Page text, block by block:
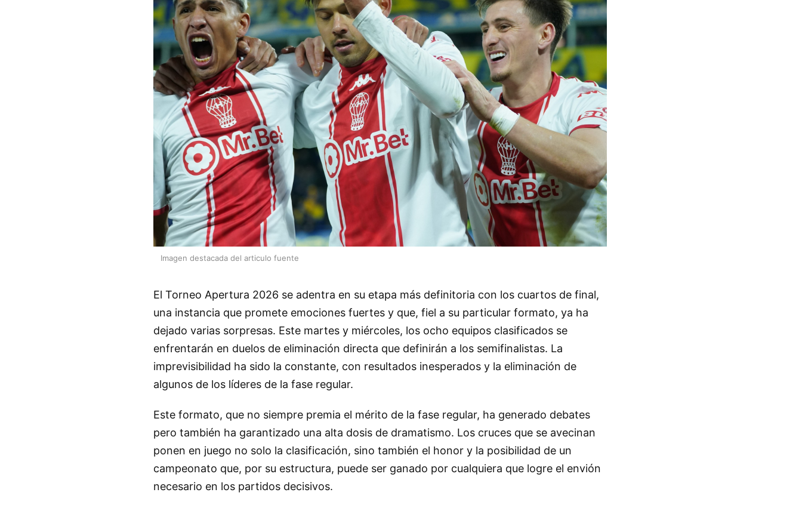
Imagen destacada del articulo fuente
El Torneo Apertura 2026 se adentra en su etapa más definitoria con los cuartos de final,
una instancia que promete emociones fuertes y que, fiel a su particular formato, ya ha
dejado varias sorpresas. Este martes y miércoles, los ocho equipos clasificados se
enfrentarán en duelos de eliminación directa que definirán a los semifinalistas. La
imprevisibilidad ha sido la constante, con resultados inesperados y la eliminación de
algunos de los líderes de la fase regular.
Este formato, que no siempre premia el mérito de la fase regular, ha generado debates
pero también ha garantizado una alta dosis de dramatismo. Los cruces que se avecinan
ponen en juego no solo la clasificación, sino también el honor y la posibilidad de un
campeonato que, por su estructura, puede ser ganado por cualquiera que logre el envión
necesario en los partidos decisivos.